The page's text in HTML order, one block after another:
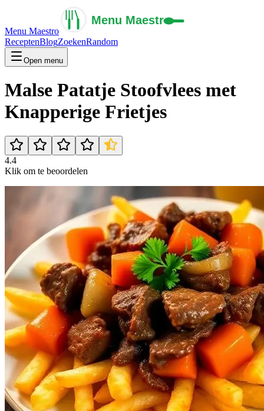
Menu Maestro
ReceptenBlogZoekenRandom
Open menu
Malse Patatje Stoofvlees met
Knapperige Frietjes
4.4
Klik om te beoordelen